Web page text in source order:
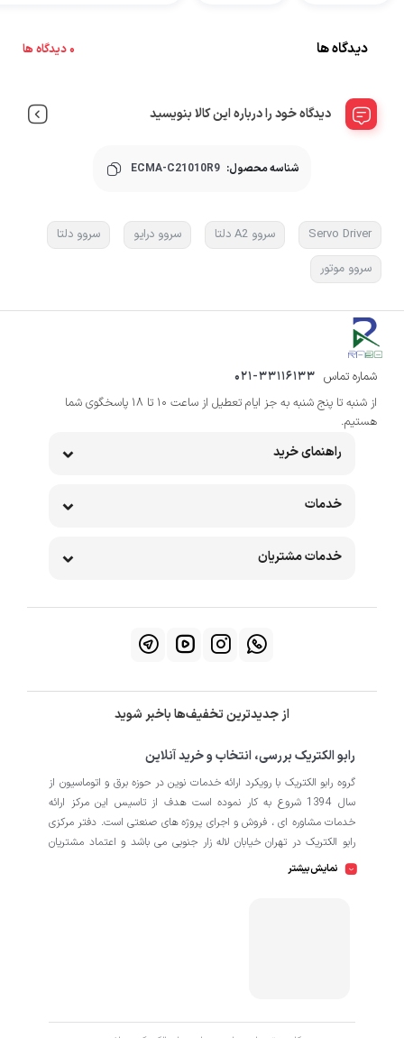
دیدگاه ها 0 دیدگاه ها
دیدگاه خود را درباره این کالا بنویسید
شناسه محصول: ECMA-C21010R9
Servo Driver سروو A2 دلتا سروو درایو
سروو دلتا
سروو موتور
شماره تماس 021-33116133
از شنبه تا پنج شنبه به جز ایام تعطیل از ساعت 10 تا 18 پاسخگوی شما
هستیم.
راهنمای خرید
خدمات
خدمات مشتریان
از جدیدترین تخفیف‌ها باخبر شوید
رابو الکتریک بررسی، انتخاب و خرید آنلاین
گروه رابو الکتریک با رویکرد ارائه خدمات نوین در حوزه برق و اتوماسیون از
سال 1394 شروع به کار نموده است هدف از تاسیس این مرکز ارائه
خدمات مشاوره ای ، فروش و اجرای پروژه های صنعتی است. دفتر مرکزی
رابو الکتریک در تهران خیابان لاله زار جنوبی می باشد و اعتماد مشتریان
باعث افتتاح شعبه دوم و کارگاه تابلو سازی نیز در منطقه صنعتی کمالشهر
کاربران برای خرید پیشنهاد می دهیم که از کیفیت بالا و پشتیبانی و
نمایش بیشتر